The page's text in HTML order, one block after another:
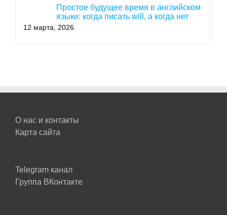
Простое будущее время в английском
языке: когда писать will, а когда нет
12 марта, 2026
О нас и контакты
Карта сайта
Telegram канал
Группа ВКонтакте